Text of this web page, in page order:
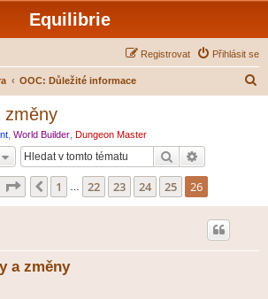
Equilibrie
Přihlásit se
Registrovat
OOC: Důležité informace
změny
World Builder Dungeon Master
Hledat
Stránka z26
Předchozí
1 22 23 24 25 26
a změny